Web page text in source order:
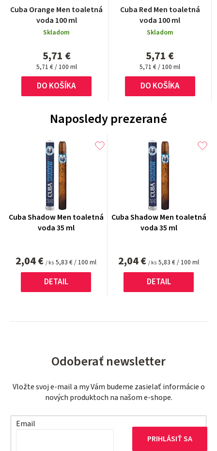
Cuba Orange Men toaletná
voda 100 ml
Skladom
5,71 €
Jednotková
cena:
5,71 € / 100 ml
DO KOŠÍKA
Cuba Red Men toaletná
voda 100 ml
Skladom
5,71 €
Jednotková
cena:
5,71 € / 100 ml
DO KOŠÍKA
Naposledy prezerané
Cuba Shadow Men toaletná
voda 35 ml
2,04 € / ks Jednotková
cena:
5,83 € / 100 ml
DETAIL
Cuba Shadow Men toaletná
voda 35 ml
2,04 € / ks Jednotková
cena:
5,83 € / 100 ml
DETAIL
Odoberať newsletter
Vložte svoj e-mail a my Vám budeme zasielať informácie o
nových produktoch na našom e-shope.
Email
PRIHLÁSIŤ SA